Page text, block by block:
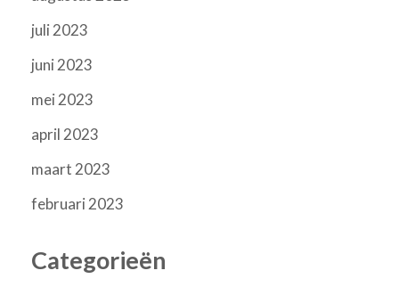
juli 2023
juni 2023
mei 2023
april 2023
maart 2023
februari 2023
Categorieën